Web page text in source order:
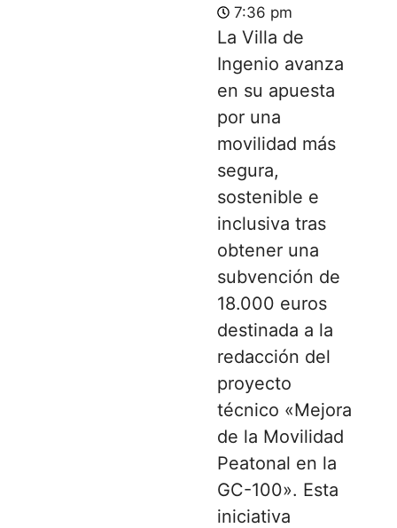
7:36 pm
La Villa de
Ingenio avanza
en su apuesta
por una
movilidad más
segura,
sostenible e
inclusiva tras
obtener una
subvención de
18.000 euros
destinada a la
redacción del
proyecto
técnico «Mejora
de la Movilidad
Peatonal en la
GC-100». Esta
iniciativa